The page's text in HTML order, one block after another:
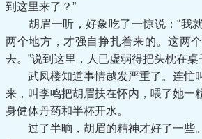
到这里来了？”
胡眉一听，好象吃了一惊说：“我
两个地方，才强自挣扎着来的。这两
去。”说到这里，人已虚弱得把头枕在桌
武凤楼知道事情越发严重了。连忙
来，叫李鸣把胡眉扶在怀内，喂了她一
身健体丹药和半杯开水。
过了半晌，胡眉的精神才好了一些。